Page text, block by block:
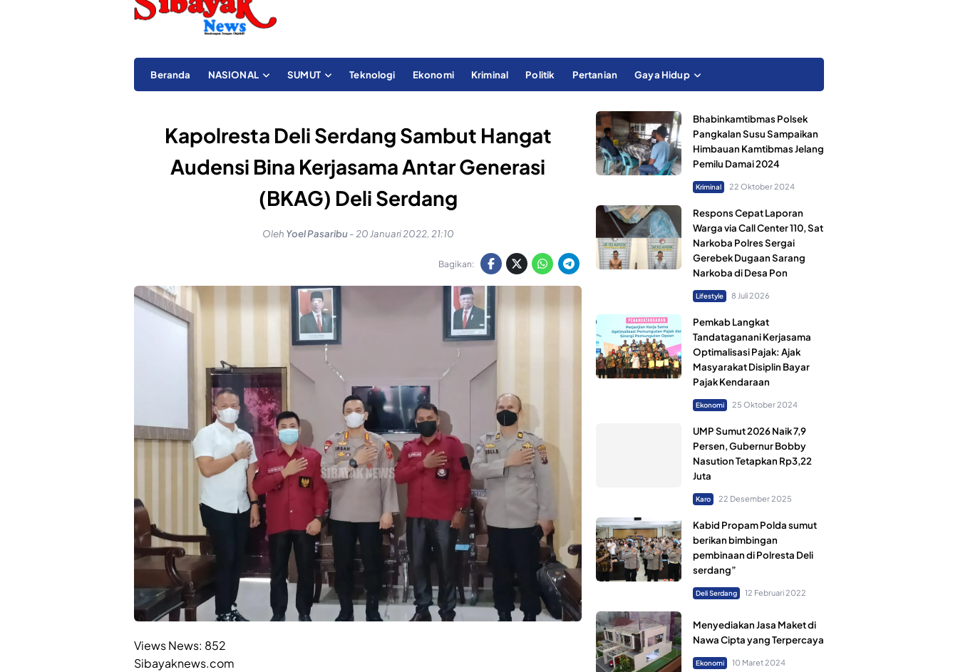
Beranda NASIONAL SUMUT Teknologi Ekonomi Kriminal Politik Pertanian Gaya Hidup
Kapolresta Deli Serdang Sambut Hangat
Audensi Bina Kerjasama Antar Generasi
(BKAG) Deli Serdang
Oleh Yoel Pasaribu - 20 Januari 2022, 21:10
Bagikan:
Views News: 852
Sibayaknews.com
Bhabinkamtibmas Polsek
Pangkalan Susu Sampaikan
Himbauan Kamtibmas Jelang
Pemilu Damai 2024
Kriminal 22 Oktober 2024
Respons Cepat Laporan
Warga via Call Center 110, Sat
Narkoba Polres Sergai
Gerebek Dugaan Sarang
Narkoba di Desa Pon
Lifestyle 8 Juli 2026
Pemkab Langkat
Tandataganani Kerjasama
Optimalisasi Pajak: Ajak
Masyarakat Disiplin Bayar
Pajak Kendaraan
Ekonomi 25 Oktober 2024
UMP Sumut 2026 Naik 7,9
Persen, Gubernur Bobby
Nasution Tetapkan Rp3,22
Juta
Karo 22 Desember 2025
Kabid Propam Polda sumut
berikan bimbingan
pembinaan di Polresta Deli
serdang”
Deli Serdang 12 Februari 2022
Menyediakan Jasa Maket di
Nawa Cipta yang Terpercaya
Ekonomi 10 Maret 2024